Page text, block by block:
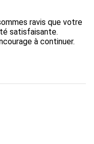
ravis que votre
satisfaisante.
à continuer.